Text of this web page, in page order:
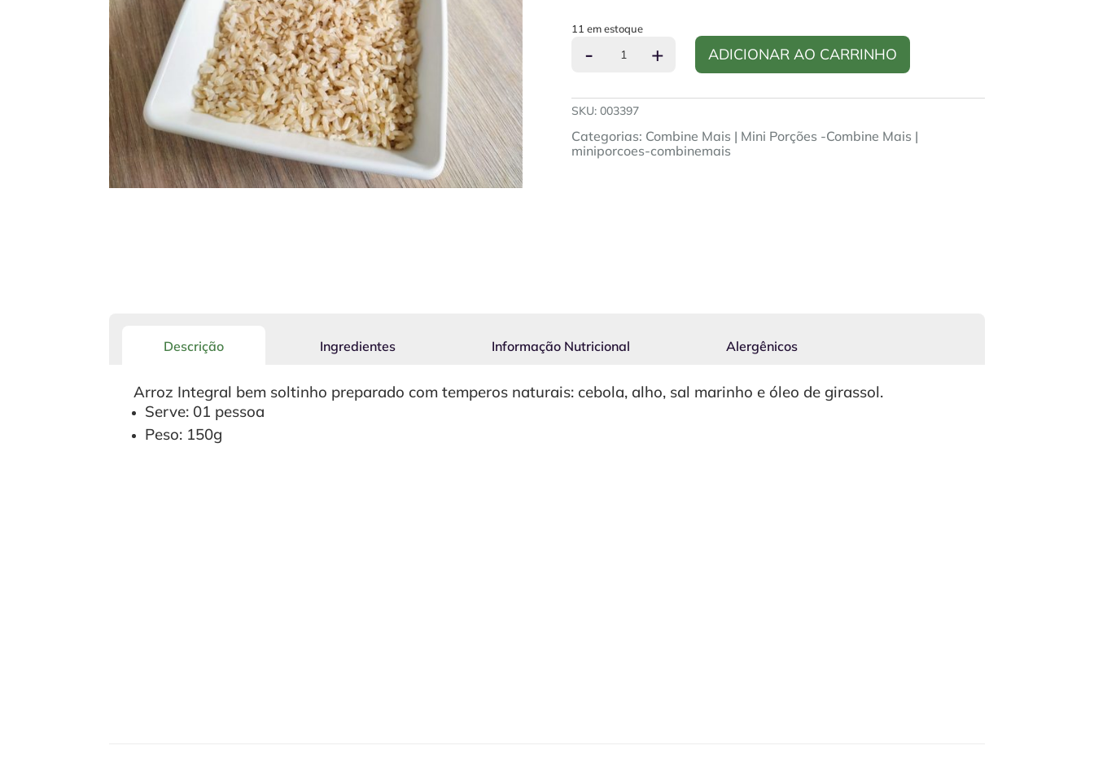
11 em estoque
-
Integral
Combine
Mais
quantidade
+ ADICIONAR AO CARRINHO
SKU: 003397
Categorias: Combine Mais | Mini Porções -Combine Mais |
miniporcoes-combinemais
Descrição Ingredientes Informação Nutricional Alergênicos
Arroz Integral bem soltinho preparado com temperos naturais: cebola, alho, sal marinho e óleo de girassol.
Serve: 01 pessoa
Peso: 150g